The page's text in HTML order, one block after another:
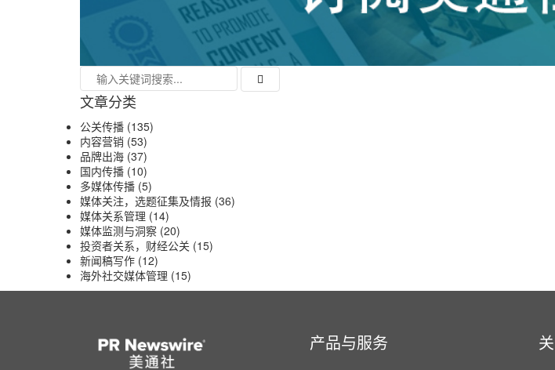
文章分类
公关传播 (135)
内容营销 (53)
品牌出海 (37)
国内传播 (10)
多媒体传播 (5)
媒体关注，选题征集及情报 (36)
媒体关系管理 (14)
媒体监测与洞察 (20)
投资者关系，财经公关 (15)
新闻稿写作 (12)
海外社交媒体管理 (15)
产品与服务